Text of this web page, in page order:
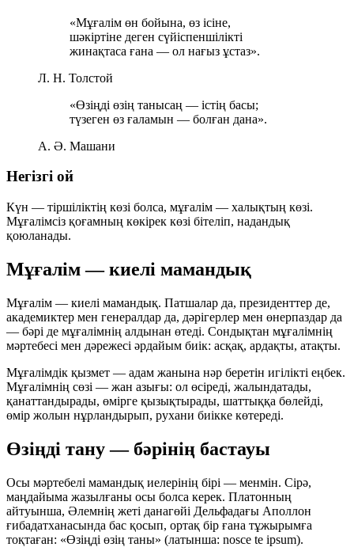
«Мұғалім өн бойына, өз ісіне,
шәкіртіне деген сүйіспеншілікті
жинақтаса ғана — ол нағыз ұстаз».
Л. Н. Толстой
«Өзіңді өзің танысаң — істің басы;
түзеген өз ғаламын — болған дана».
А. Ә. Машани
Негізгі ой
Күн — тіршіліктің көзі болса, мұғалім — халықтың көзі.
Мұғалімсіз қоғамның көкірек көзі бітеліп, надандық
қоюланады.
Мұғалім — киелі мамандық
Мұғалім — киелі мамандық. Патшалар да, президенттер де,
академиктер мен генералдар да, дәрігерлер мен өнерпаздар да
— бәрі де мұғалімнің алдынан өтеді. Сондықтан мұғалімнің
мәртебесі мен дәрежесі әрдайым биік: асқақ, ардақты, атақты.
Мұғалімдік қызмет — адам жанына нәр беретін игілікті еңбек.
Мұғалімнің сөзі — жан азығы: ол өсіреді, жалындатады,
қанаттандырады, өмірге қызықтырады, шаттыққа бөлейді,
өмір жолын нұрландырып, рухани биікке көтереді.
Өзіңді тану — бәрінің бастауы
Осы мәртебелі мамандық иелерінің бірі — менмін. Сірә,
маңдайыма жазылғаны осы болса керек. Платонның
айтуынша, Әлемнің жеті данагөйі Дельфадағы Аполлон
ғибадатханасында бас қосып, ортақ бір ғана тұжырымға
тоқтаған: «Өзіңді өзің таны» (латынша: nosce te ipsum).